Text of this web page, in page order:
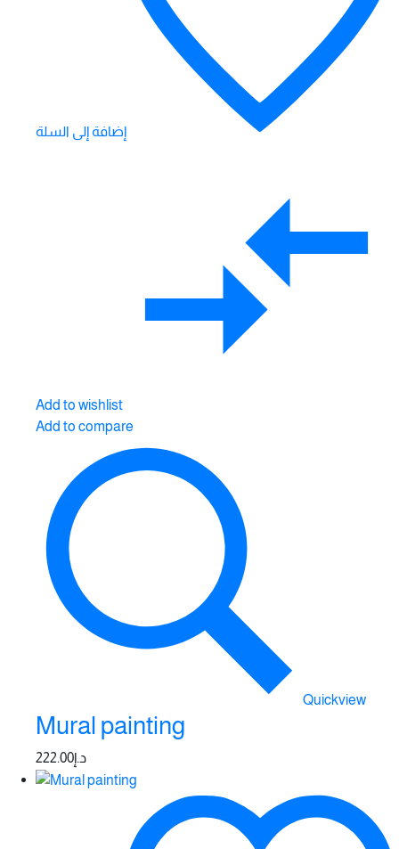
إضافة إلى السلة
Add to wishlist
Add to compare
Quickview
Mural painting
د.إ222.00